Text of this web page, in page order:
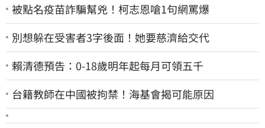
被點名疫苗詐騙幫兇！柯志恩嗆1句網罵爆
別想躲在受害者3字後面！她要慈濟給交代
賴清德預告：0-18歲明年起每月可領五千
台籍教師在中國被拘禁！海基會揭可能原因